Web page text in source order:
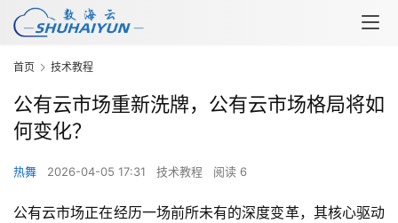
首页 技术教程
公有云市场重新洗牌，公有云市场格局将如
何变化？
热舞 2026-04-05 17:31 技术教程 阅读 6
公有云市场正在经历一场前所未有的深度变革，其核心驱动